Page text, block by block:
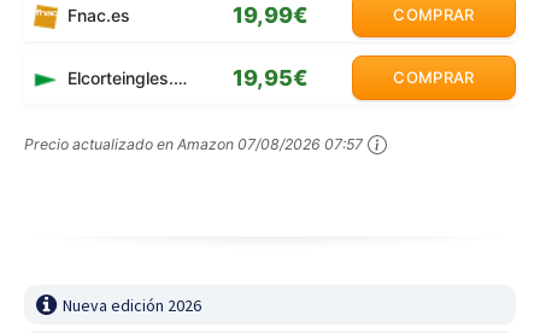
Fnac.es 19,99€ COMPRAR
Elcorteingles.es 19,95€ COMPRAR
Precio actualizado en Amazon 07/08/2026 07:57
Nueva edición 2026